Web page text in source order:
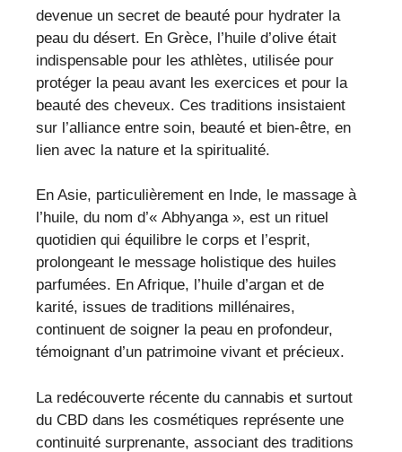
devenue un secret de beauté pour hydrater la
peau du désert. En Grèce, l’huile d’olive était
indispensable pour les athlètes, utilisée pour
protéger la peau avant les exercices et pour la
beauté des cheveux. Ces traditions insistaient
sur l’alliance entre soin, beauté et bien-être, en
lien avec la nature et la spiritualité.
En Asie, particulièrement en Inde, le massage à
l’huile, du nom d’« Abhyanga », est un rituel
quotidien qui équilibre le corps et l’esprit,
prolongeant le message holistique des huiles
parfumées. En Afrique, l’huile d’argan et de
karité, issues de traditions millénaires,
continuent de soigner la peau en profondeur,
témoignant d’un patrimoine vivant et précieux.
La redécouverte récente du cannabis et surtout
du CBD dans les cosmétiques représente une
continuité surprenante, associant des traditions